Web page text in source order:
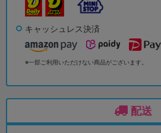
キャッシュレス決済
※一部ご利用いただけない商品がございます。
配送